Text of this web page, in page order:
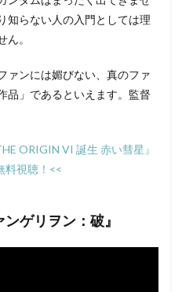
知らない人の入門としては理
。
ァンには媚びない、真のファ
品」であるといえます。監督
ORIGIN VI 誕生 赤い彗星』
料視聴！<<
ゲリヲン：破』